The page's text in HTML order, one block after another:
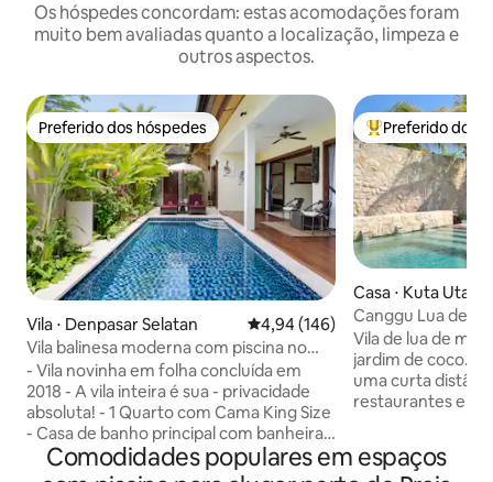
Os hóspedes concordam: estas acomodações foram
muito bem avaliadas quanto a localização, limpeza e
outros aspectos.
Preferido dos hóspedes
Preferido dos hóspedes
Vila ⋅ Denpasar Selatan 4,94 de uma avaliação média de
4,94 (146)
Vila balinesa moderna com piscina no
centro de Sanur
- Vila novinha em folha concluída em
2018 - A vila inteira é sua - privacidade
absoluta! - 1 Quarto com Cama King Size
- Casa de banho principal com banheira
terrazzo e chuveiro suspenso, cozinha,
sala de jantar, casa de banho para
Entre os
Preferido dos
Casa ⋅ Kuta Utara
Canggu Lua de
Vila de lua de mel
jardim de coco.
uma curta
restaurantes e
terraço. Dois
Comodidades populares em espaços